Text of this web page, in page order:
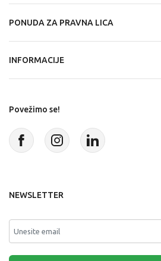
PONUDA ZA PRAVNA LICA
INFORMACIJE
Povežimo se!
NEWSLETTER